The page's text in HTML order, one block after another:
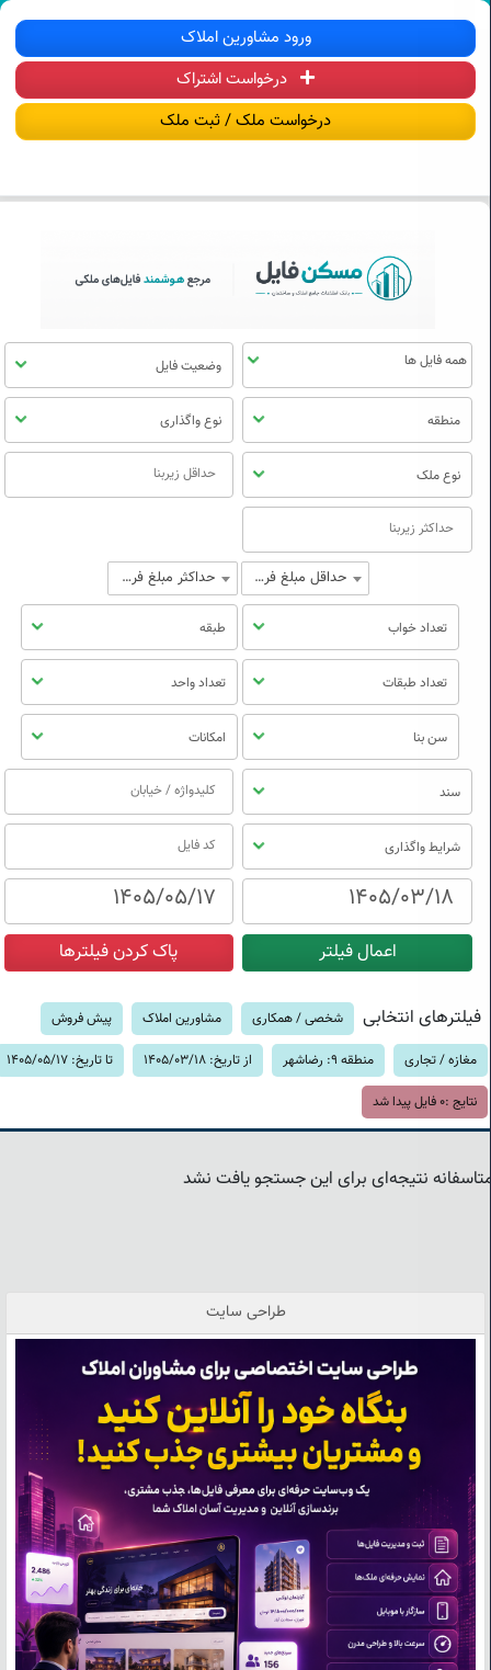
مسکن فایل | خرید، فروش، رهن و اجاره
ورود مشاورین املاک
درخواست اشتراک
درخواست ملک / ثبت ملک
مسکن
فایل
وضعیت فایل
منطقه نوع واگذاری
نوع ملک
حداقل مبلغ فروش حداکثر مبلغ فروش
تعداد خواب طبقه
تعداد طبقات تعداد واحد
سن بنا امکانات
سند
شرایط واگذاری
فیلترهای انتخابی شخصی / همکاری مشاورین املاک پیش فروش
مغازه / تجاری منطقه 9: رضاشهر از تاریخ: 1405/03/18 تا تاریخ: 1405/05/17
نتایج :0 فایل پیدا شد
نتیجه‌ای برای این جستجو یافت نشد
طراحی سایت